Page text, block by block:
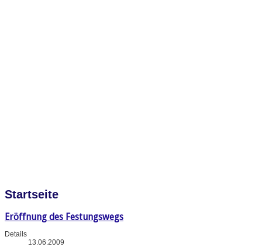
Startseite
Eröffnung des Festungswegs
Details
13.06.2009